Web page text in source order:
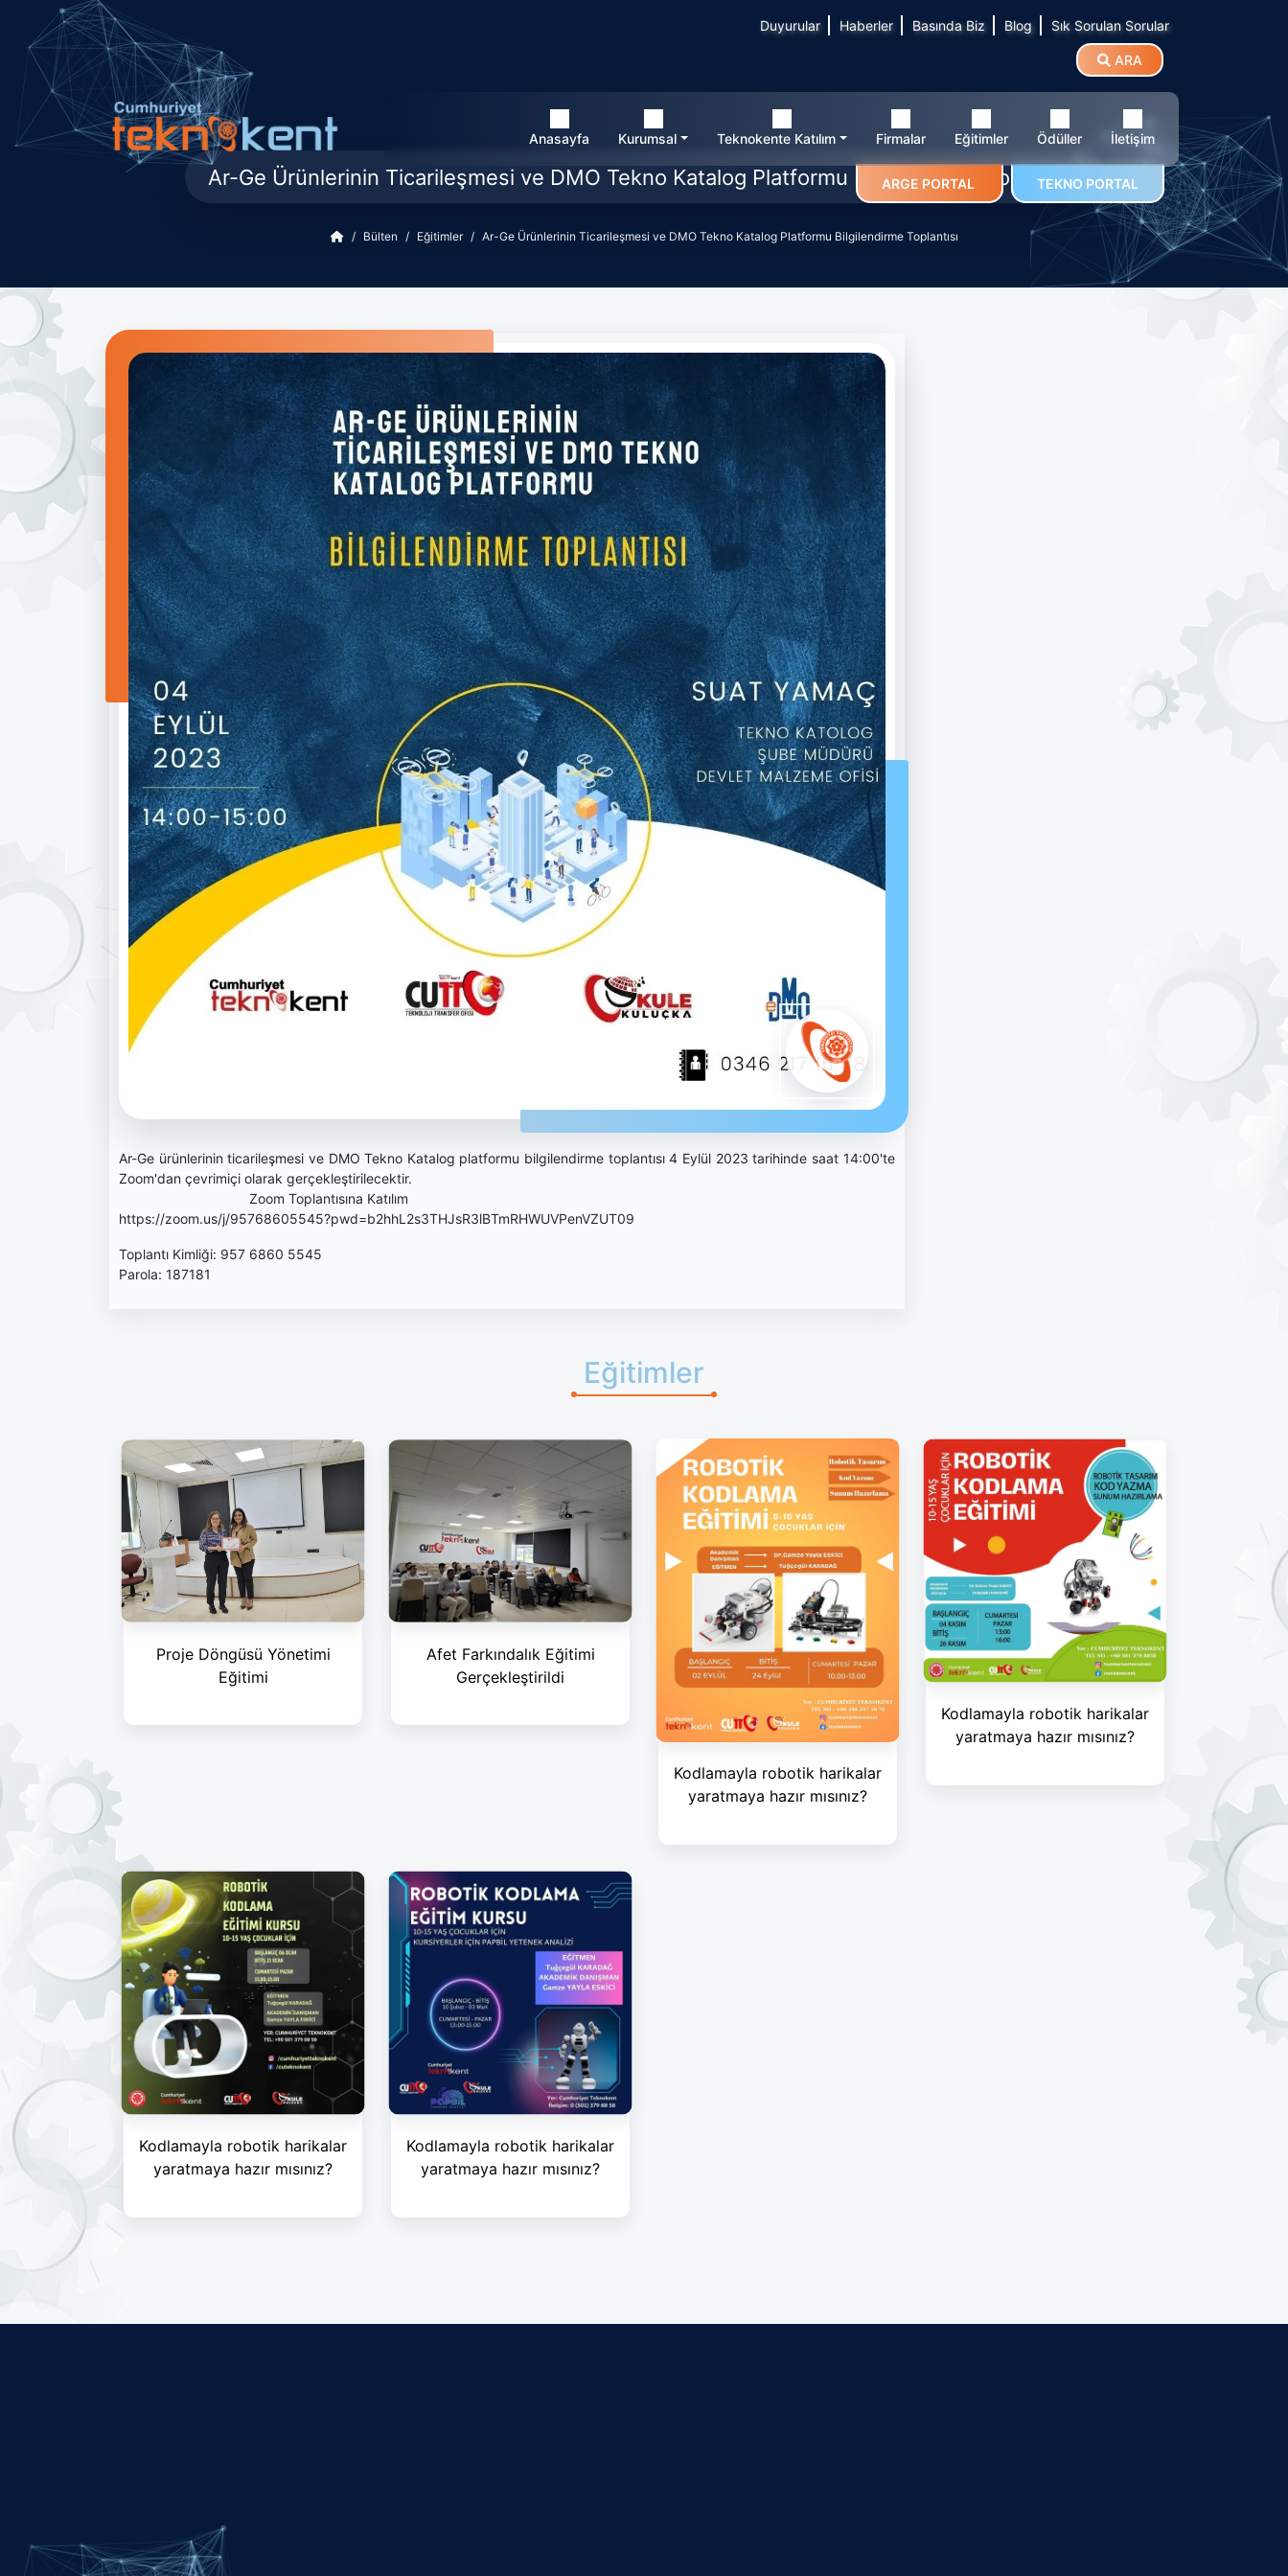
Duyurular Haberler Basında Biz Blog Sık Sorulan Sorular
ARA
Anasayfa Kurumsal Teknokente Katılım Firmalar Eğitimler Ödüller İletişim
ARGE PORTAL TEKNO PORTAL
Ar-Ge Ürünlerinin Ticarileşmesi ve DMO Tekno Katalog Platformu Bilgilendirme Toplantısı
Bülten Eğitimler Ar-Ge Ürünlerinin Ticarileşmesi ve DMO Tekno Katalog Platformu Bilgilendirme Toplantısı
Ar-Ge ürünlerinin ticarileşmesi ve DMO Tekno Katalog platformu bilgilendirme toplantısı 4 Eylül 2023 tarihinde saat 14:00'te
Zoom'dan çevrimiçi olarak gerçekleştirilecektir.
Zoom Toplantısına Katılım
https://zoom.us/j/95768605545?pwd=b2hhL2s3THJsR3lBTmRHWUVPenVZUT09
Toplantı Kimliği: 957 6860 5545
Parola: 187181
Eğitimler
Proje Döngüsü Yönetimi
Eğitimi
Afet Farkındalık Eğitimi
Gerçekleştirildi
Kodlamayla robotik harikalar
yaratmaya hazır mısınız?
Kodlamayla robotik harikalar
yaratmaya hazır mısınız?
Kodlamayla robotik harikalar
yaratmaya hazır mısınız?
Kodlamayla robotik harikalar
yaratmaya hazır mısınız?